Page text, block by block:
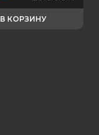
В КОРЗИНУ